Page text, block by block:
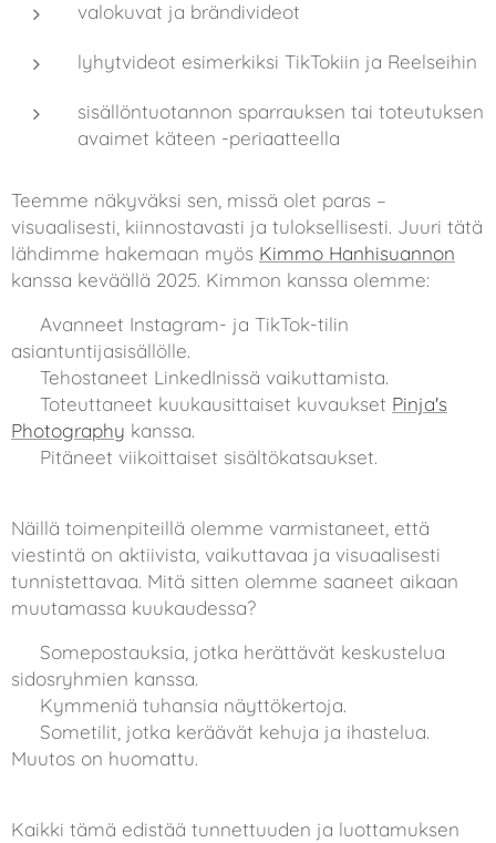
valokuvat ja brändivideot
lyhytvideot esimerkiksi TikTokiin ja Reelseihin
sisällöntuotannon sparrauksen tai toteutuksen
avaimet käteen -periaatteella
Teemme näkyväksi sen, missä olet paras –
visuaalisesti, kiinnostavasti ja tuloksellisesti. Juuri tätä
lähdimme hakemaan myös Kimmo Hanhisuannon
kanssa keväällä 2025. Kimmon kanssa olemme:
📱 Avanneet Instagram- ja TikTok-tilin
asiantuntijasisällölle.
💼 Tehostaneet LinkedInissä vaikuttamista.
📸 Toteuttaneet kuukausittaiset kuvaukset Pinja's
Photography kanssa.
📅 Pitäneet viikoittaiset sisältökatsaukset.
Näillä toimenpiteillä olemme varmistaneet, että
viestintä on aktiivista, vaikuttavaa ja visuaalisesti
tunnistettavaa. Mitä sitten olemme saaneet aikaan
muutamassa kuukaudessa?
🔥 Somepostauksia, jotka herättävät keskustelua
sidosryhmien kanssa.
🔥 Kymmeniä tuhansia näyttökertoja.
🔥 Sometilit, jotka keräävät kehuja ja ihastelua.
Muutos on huomattu.
Kaikki tämä edistää tunnettuuden ja luottamuksen